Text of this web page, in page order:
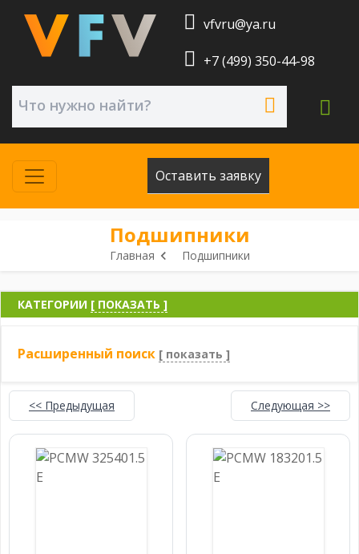
vfvru@ya.ru
+7 (499) 350-44-98
Оставить заявку
Подшипники
Главная Подшипники
КАТЕГОРИИ [ ПОКАЗАТЬ ]
Расширенный поиск [ показать ]
<< Предыдущая Следующая >>